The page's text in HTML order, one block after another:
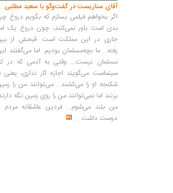
آقای سناریست در گفت‌وگو با سعید مطلبی
اگر بخواهم فیلمی بسازم که بگویم دروغ
بدی است باور نمی‌کنند، چون دروغ یک
جاری در این مملکت است. قبحش از
رفته... ما بچه‌مسلمان بودیم. اما می‌گفتند
مسلمان نیست... وقتی به آدمی که در
سینماست می‌گویند اجازه کار نداری، یعنی
شکنجه او را می‌کشند... می‌توانند من را
بزنند اما نمی‌توانند من را روی زمین نگه
من بلند می‌شوم... فردین عاشقانه مردم
دوست داشت ...